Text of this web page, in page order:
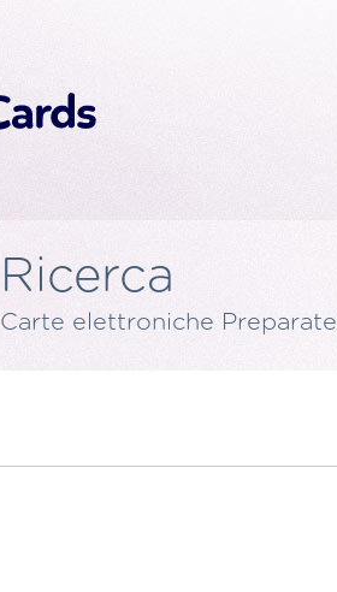
Ricerca
Carte elettroniche Preparate